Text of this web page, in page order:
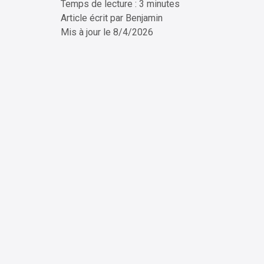
Temps de lecture : 3 minutes
Article écrit par Benjamin
Mis à jour le 8/4/2026